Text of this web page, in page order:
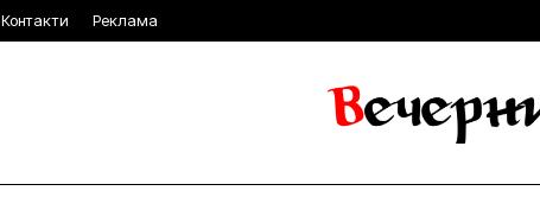
Контакти Реклама